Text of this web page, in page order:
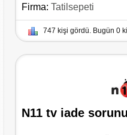
Firma: Tatilsepeti
747 kişi gördü. Bugün 0
N11 tv iade sorunu